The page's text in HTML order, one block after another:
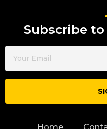
Subscribe